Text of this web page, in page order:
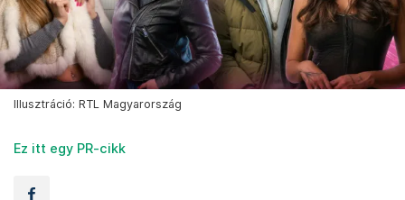
Illusztráció: RTL Magyarország
Ez itt egy PR-cikk